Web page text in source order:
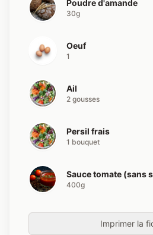
Poudre d'amande
30g
Oeuf
1
Ail
2 gousses
Persil frais
1 bouquet
Sauce tomate (sans
400g
Imprimer la